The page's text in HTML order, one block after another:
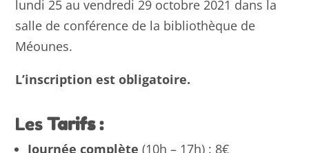
lundi 25 au vendredi 29 octobre 2021 dans la
salle de conférence de la bibliothèque de
Méounes.
L’inscription est obligatoire.
LesTarifs :
Journée complète (10h – 17h) : 8€